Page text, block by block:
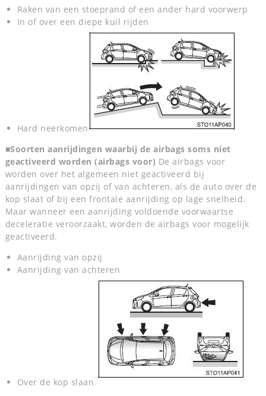
Raken van een stoeprand of een ander hard voorwerp
In of over een diepe kuil rijden
Hard neerkomen
■Soorten aanrijdingen waarbij de airbags soms niet
geactiveerd worden (airbags voor) De airbags voor
worden over het algemeen niet geactiveerd bij
aanrijdingen van opzij of van achteren, als de auto over de
kop slaat of bij een frontale aanrijding op lage snelheid.
Maar wanneer een aanrijding voldoende voorwaartse
deceleratie veroorzaakt, worden de airbags voor mogelijk
geactiveerd.
Aanrijding van opzij
Aanrijding van achteren
Over de kop slaan